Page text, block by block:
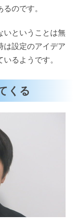
のです。
いということは無
は設定のアイデア
るようです。
くる